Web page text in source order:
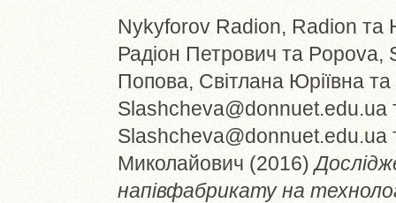
Nykyforov Radion, Radion та
Радіон Петрович та Popova,
Попова, Світлана Юріївна та
Slashcheva@donnuet.edu.ua
Slashcheva@donnuet.edu.ua
Миколайович (2016)
напівфабрикату на